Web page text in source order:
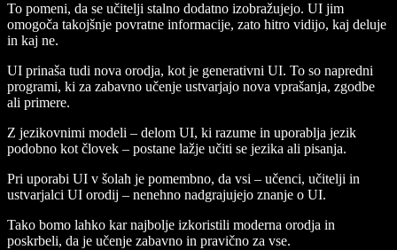
To pomeni, da se učitelji stalno dodatno izobražujejo. UI jim
omogoča takojšnje povratne informacije, zato hitro vidijo, kaj deluje
in kaj ne.
UI prinaša tudi nova orodja, kot je generativni UI. To so napredni
programi, ki za zabavno učenje ustvarjajo nova vprašanja, zgodbe
ali primere.
Z jezikovnimi modeli – delom UI, ki razume in uporablja jezik
podobno kot človek – postane lažje učiti se jezika ali pisanja.
Pri uporabi UI v šolah je pomembno, da vsi – učenci, učitelji in
ustvarjalci UI orodij – nenehno nadgrajujejo znanje o UI.
Tako bomo lahko kar najbolje izkoristili moderna orodja in
poskrbeli, da je učenje zabavno in pravično za vse.